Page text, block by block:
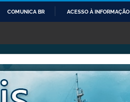
O
CONTEÚDO
COMUNICA BR ACESSO À INFORMAÇÃO